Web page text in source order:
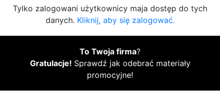
Tylko zalogowani użytkownicy maja dostęp do tych
danych. Kliknij, aby się zalogować.
To Twoja firma?
Gratulacje! Sprawdź jak odebrać materiały
promocyjne!